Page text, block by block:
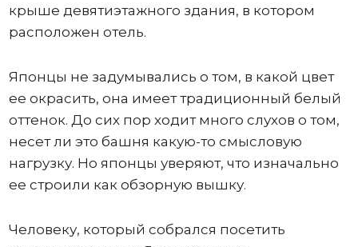
крыше девятиэтажного здания, в котором
расположен отель.
Японцы не задумывались о том, в какой цвет
ее окрасить, она имеет традиционный белый
оттенок. До сих пор ходит много слухов о том,
несет ли это башня какую-то смысловую
нагрузку. Но японцы уверяют, что изначально
ее строили как обзорную вышку.
Человеку, который собрался посетить